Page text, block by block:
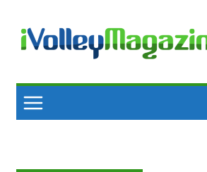
content